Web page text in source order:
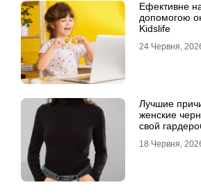
Ефективне
допомогою
Kidslife
24 Червня,
Лучшие
женские
свой
18 Червня,